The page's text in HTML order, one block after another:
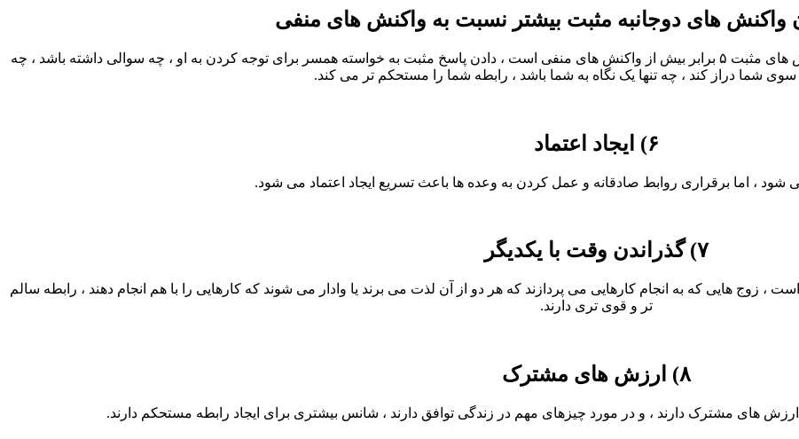
برخی از پژوهش ها نشان داده اند در ازدواج های موفق ، تعداد واکنش های مثبت ۵ برابر بیش از واکنش های منفی است ، دادن پاسخ مثبت به خواسته همسر برای توجه کردن به او ، چه سوالی داشته باشد ، چه
شما دراز کند ، چه تنها یک نگاه به شما باشد ، رابطه شما را مستحکم تر می کند.
۶) ایجاد اعتماد
شود ، اما برقراری روابط صادقانه و عمل کردن به وعده ها باعث تسریع ایجاد اعتماد می شود.
۷) گذراندن وقت با یکدیگر
زوج هایی که به انجام کارهایی می پردازند که هر دو از آن لذت می برند یا وادار می شوند که کارهایی را با هم انجام دهند ، رابطه سالم
تر و قوی تری دارند.
۸) ارزش های مشترک
های مشترک دارند ، و در مورد چیزهای مهم در زندگی توافق دارند ، شانس بیشتری برای ایجاد رابطه مستحکم دارند.